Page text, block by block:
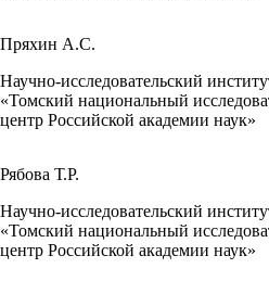
Пряхин А.С.
Научно-исследовательский
«Томский национальный
центр Российской академии наук»
Рябова Т.Р.
Научно-исследовательский
«Томский национальный
центр Российской академии наук»